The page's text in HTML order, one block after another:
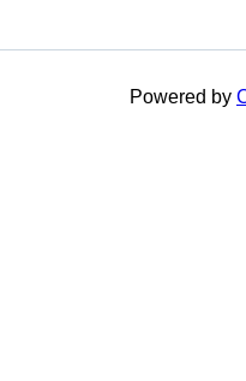
Powered by